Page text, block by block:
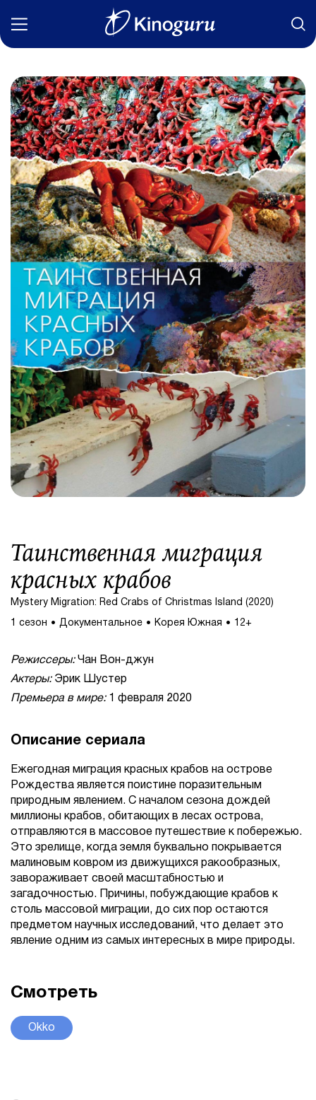
Фильмы
Статьи
Сериалы
Новости
Подборки
Рецензии
О нас
Авторы
Таинственная миграция
красных крабов
Mystery Migration: Red Crabs of Christmas Island (2020)
1 сезон Документальное Корея Южная 12+
Режиссеры:Чан Вон-джун
Актеры:Эрик Шустер
Премьера в мире:1 февраля 2020
Описание сериала
Ежегодная миграция красных крабов на острове
Рождества является поистине поразительным
природным явлением. С началом сезона дождей
миллионы крабов, обитающих в лесах острова,
отправляются в массовое путешествие к побережью.
Это зрелище, когда земля буквально покрывается
малиновым ковром из движущихся ракообразных,
завораживает своей масштабностью и
загадочностью. Причины, побуждающие крабов к
столь массовой миграции, до сих пор остаются
предметом научных исследований, что делает это
явление одним из самых интересных в мире природы.
Смотреть
Okko